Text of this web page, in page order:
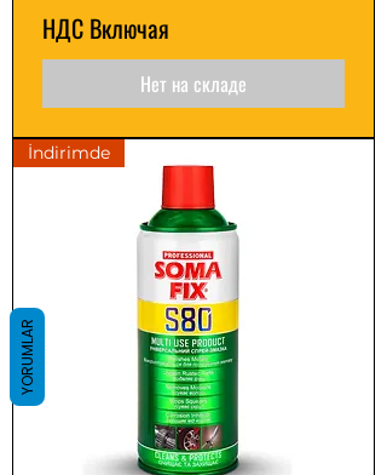
НДС Включая
Нет на складе
İndirimde
YORUMLAR